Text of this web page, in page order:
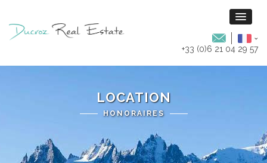
+33 (0)6 21 04 29 57
LOCATION
HONORAIRES